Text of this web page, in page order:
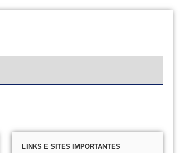
LINKS E SITES IMPORTANTES